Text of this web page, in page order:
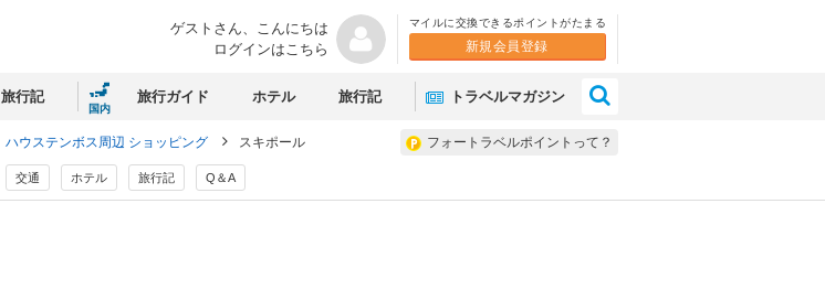
ゲストさん、 こんにちは
ログインはこちら
マイルに交換できるポイントがたまる
新規会員登録
旅行記
国内
旅行ガイド ホテル 旅行記 トラベルマガジン
フォートラベルポイントって？
ハウステンボス周辺 ショッピング スキポール
交通 ホテル 旅行記 Q＆A